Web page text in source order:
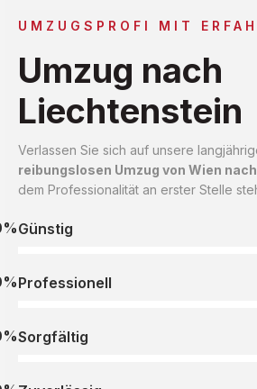
UMZUGSPROFI MIT
Umzug nach
Liechtenstein
Verlassen Sie sich auf unsere
reibungslosen Umzug von Wien
dem Professionalität an erster Stelle
Günstig
Professionell
Sorgfältig